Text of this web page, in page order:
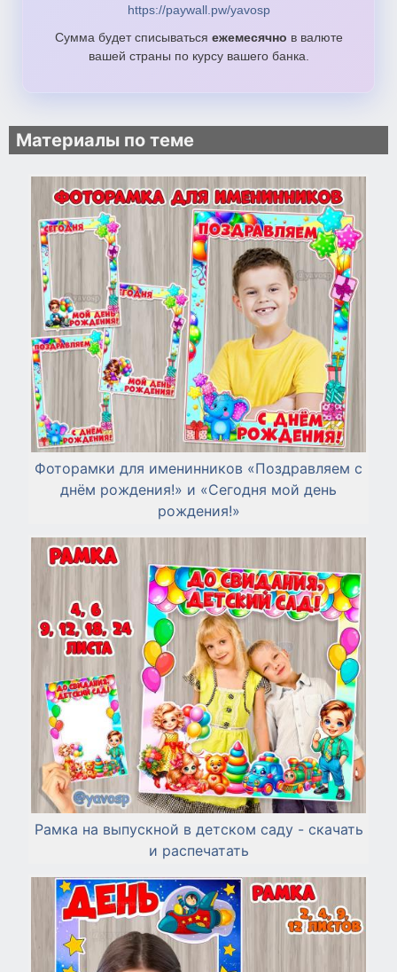
https://paywall.pw/yavosp
Сумма будет списываться ежемесячно в валюте
вашей страны по курсу вашего банка.
Материалы по теме
Фоторамки для именинников «Поздравляем с
днём рождения!» и «Сегодня мой день
рождения!»
Рамка на выпускной в детском саду - скачать
и распечатать